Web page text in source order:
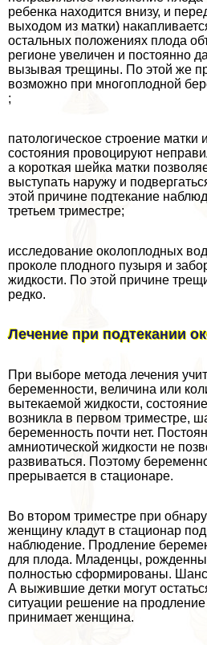
ребенка находится внизу, и
выходом из матки)
остальных положениях плода
регионе увеличен и постоянно
вызывая трещины. По этой же
возможно при многоплодной
;
патологическое строение матки
состояния провоцируют
а короткая шейка матки
выступать наружу и
этой причине подтекание
третьем триместре;
исследование околоплодных
проколе плодного пузыря и
жидкости. По этой причине
редко.
Лечение при подтекании
При выборе метода лечения
беременности, величина или
вытекаемой жидкости,
возникла в первом триместре,
беременность почти нет.
амниотической жидкости не
развиваться. Поэтому
прерывается в стационаре.
Во втором триместре при
женщину кладут в стационар
наблюдение. Продление
для плода. Младенцы,
полностью сформированы.
А выжившие детки могут
ситуации решение на
принимает женщина.